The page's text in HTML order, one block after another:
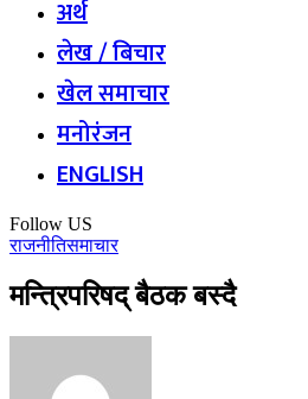
अर्थ
लेख / बिचार
खेल समाचार
मनोरंजन
ENGLISH
Follow US
राजनीतिसमाचार
मन्त्रिपरिषद् बैठक बस्दै